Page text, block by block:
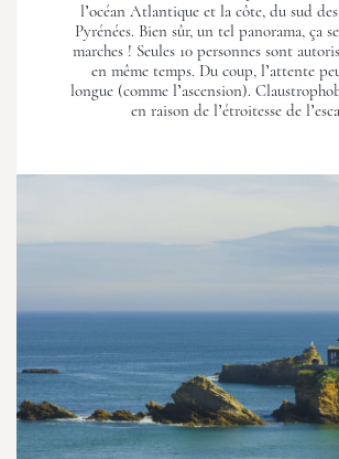
l’océan Atlantique et la côte, du sud
Pyrénées. Bien sûr, un tel panorama, ça
marches ! Seules 10 personnes sont
en même temps. Du coup, l’attente
longue (comme l’ascension).
en raison de l’étroitesse de